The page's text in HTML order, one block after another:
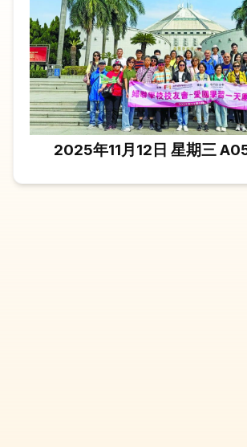
2025年11月12日 星期三